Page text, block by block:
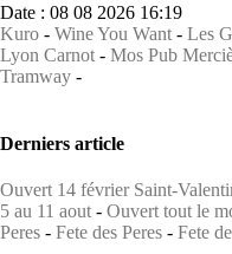
Date : 08 08 2026 16:19
Kuro - Wine You Want - Les
Lyon Carnot - Mos Pub
Tramway -
Derniers article
Ouvert 14 février Saint-
5 au 11 aout - Ouvert tout le
Peres - Fete des Peres - Fete